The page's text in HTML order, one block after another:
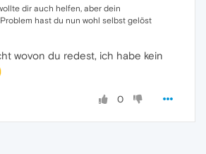
dir auch helfen, aber dein
hast du nun wohl selbst gelöst
wovon du redest, ich habe kein
0